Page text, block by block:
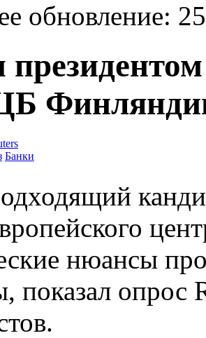
обновление:
Банки
нюансы
показал опрос